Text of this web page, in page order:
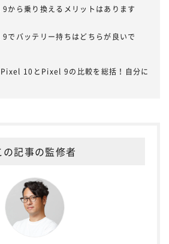
ら乗り換えるメリットはあります
バッテリー持ちはどちらが良いで
Pixel 10とPixel 9の比較を総括！自分に
の記事の監修者